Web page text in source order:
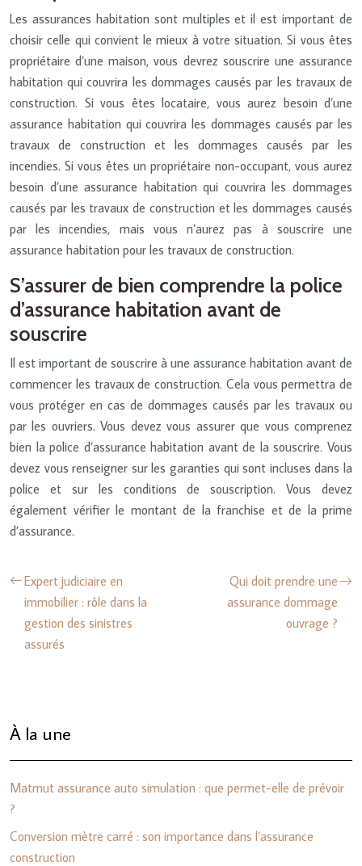
Les assurances habitation sont multiples et il est important de
choisir celle qui convient le mieux à votre situation. Si vous êtes
propriétaire d’une maison, vous devrez souscrire une assurance
habitation qui couvrira les dommages causés par les travaux de
construction. Si vous êtes locataire, vous aurez besoin d’une
assurance habitation qui couvrira les dommages causés par les
travaux de construction et les dommages causés par les
incendies. Si vous êtes un propriétaire non-occupant, vous aurez
besoin d’une assurance habitation qui couvrira les dommages
causés par les travaux de construction et les dommages causés
par les incendies, mais vous n’aurez pas à souscrire une
assurance habitation pour les travaux de construction.
S’assurer de bien comprendre la police
d’assurance habitation avant de
souscrire
Il est important de souscrire à une assurance habitation avant de
commencer les travaux de construction. Cela vous permettra de
vous protéger en cas de dommages causés par les travaux ou
par les ouvriers. Vous devez vous assurer que vous comprenez
bien la police d’assurance habitation avant de la souscrire. Vous
devez vous renseigner sur les garanties qui sont incluses dans la
police et sur les conditions de souscription. Vous devez
également vérifier le montant de la franchise et de la prime
d’assurance.
Expert judiciaire en
immobilier : rôle dans la
gestion des sinistres
assurés
Qui doit prendre une
assurance dommage
ouvrage ?
À la une
Matmut assurance auto simulation : que permet-elle de prévoir
?
Conversion mètre carré : son importance dans l’assurance
construction